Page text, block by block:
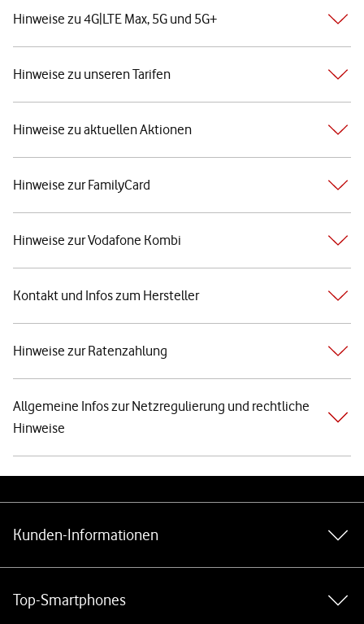
Hinweise zu 4G|LTE Max, 5G und 5G+
Hinweise zu unseren Tarifen
Hinweise zu aktuellen Aktionen
Hinweise zur FamilyCard
Hinweise zur Vodafone Kombi
Kontakt und Infos zum Hersteller
Hinweise zur Ratenzahlung
Allgemeine Infos zur Netzregulierung und rechtliche
Hinweise
Kunden-Informationen
Top-Smartphones